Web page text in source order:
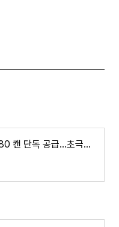
동원시스템즈 “4680 캔 단독 공급…초극박 양극박·파우치로 이차전지 사업 확장”